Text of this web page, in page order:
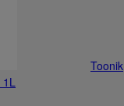
Toonik
1L